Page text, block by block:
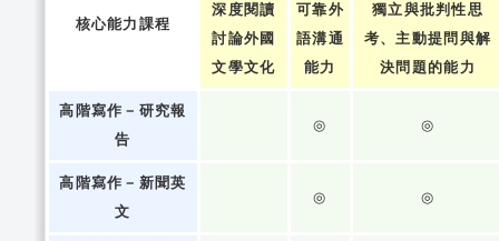
核心能力課程
深度閱讀
討論外國
文學文化
可靠外
語溝通
能力
獨立與批判性思
考、主動提問與解
決問題的能力
高階寫作－研究報
告
◎ ◎
高階寫作－新聞英
文
◎ ◎